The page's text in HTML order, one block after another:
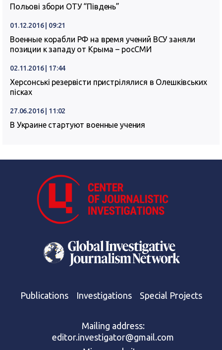
Польові збори ОТУ “Південь”
01.12.2016 | 09:21
Военные корабли РФ на время учений ВСУ заняли
позиции к западу от Крыма – росСМИ
02.11.2016 | 17:44
Херсонські резервісти пристрілялися в Олешківських
пісках
27.06.2016 | 11:02
В Украине стартуют военные учения
Publications Investigations Special Projects
Mailing address:
editor.investigator@gmail.com